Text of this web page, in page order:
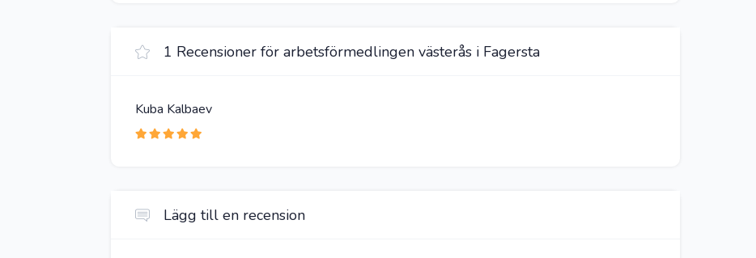
1 Recensioner för arbetsförmedlingen västerås i Fagersta
Kuba Kalbaev
Lägg till en recension